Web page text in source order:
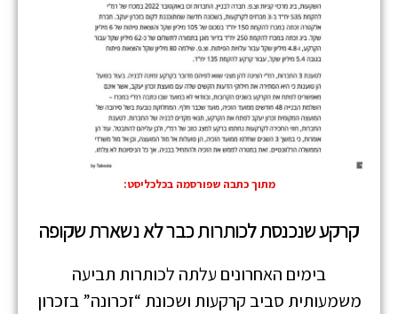
מתוך כתבה שפורסמה בכלכליסט:
קרקע שנכנסת לכותרות כבר לא נשארת שקופה
בימים האחרונים עלתה לכותרות תביעה
משמעותית סביב קרקעות ושכונת “זכרונה” בזכרון